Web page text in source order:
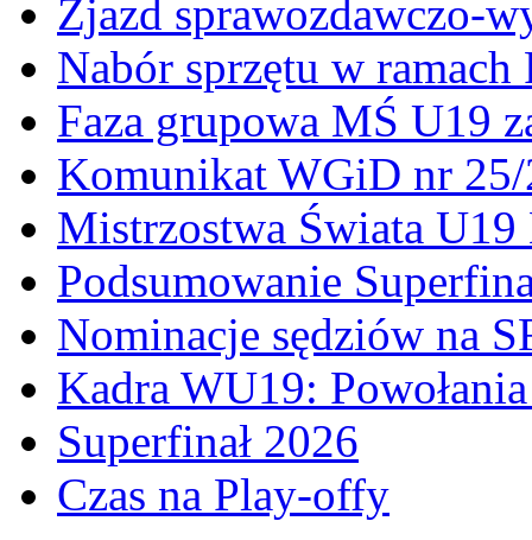
Zjazd sprawozdawczo-
Nabór sprzętu w ramach
Faza grupowa MŚ U19
Komunikat WGiD nr
Mistrzostwa Świata
Podsumowanie
Nominacje sędziów na
Kadra WU19:
Superfinał 2026
Czas na Play-offy